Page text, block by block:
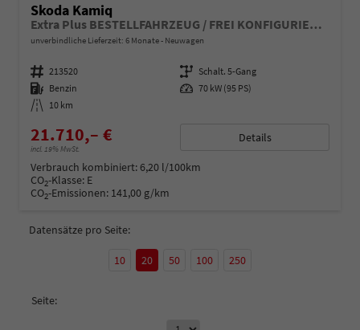
Skoda Kamiq
Extra Plus BESTELLFAHRZEUG / FREI KONFIGURIERBAR
unverbindliche Lieferzeit: 6 Monate Neuwagen
Fahrzeugnummer 213520 Getriebe Schalt. 5-Gang
Kraftstoff Benzin Leistung 70 kW (95 PS)
Kilometerstand 10 km
21.710,– €
incl. 19% MwSt.
Details
Verbrauch kombiniert:6,20 l/100km
CO2-Klasse: E
CO2-Emissionen: 141,00 g/km
Datensätze pro Seite:
10 20 50 100 250
Seite: